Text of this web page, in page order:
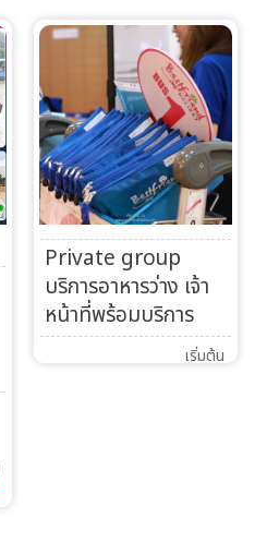
Private group
บริการอาหารว่าง เจ้า
หน้าที่พร้อมบริการ
เริ่มต้น